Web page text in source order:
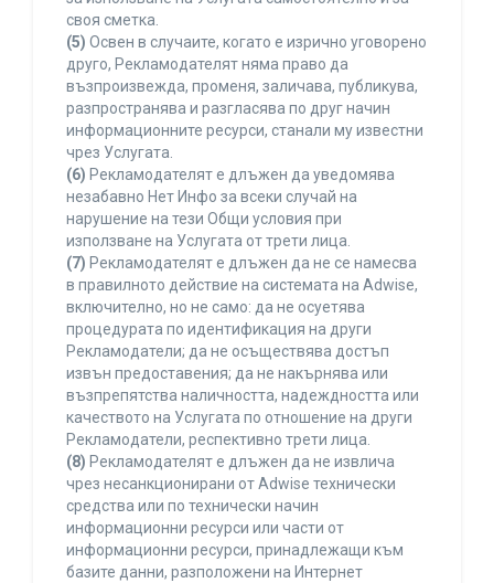
своя сметка.
(5) Освен в случаите, когато е изрично уговорено
друго, Рекламодателят няма право да
възпроизвежда, променя, заличава, публикува,
разпространява и разгласява по друг начин
информационните ресурси, станали му известни
чрез Услугата.
(6) Рекламодателят е длъжен да уведомява
незабавно Нет Инфо за всеки случай на
нарушение на тези Общи условия при
използване на Услугата от трети лица.
(7) Рекламодателят е длъжен да не се намесва
в правилното действие на системата на Adwise,
включително, но не само: да не осуетява
процедурата по идентификация на други
Рекламодатели; да не осъществява достъп
извън предоставения; да не накърнява или
възпрепятства наличността, надеждността или
качеството на Услугата по отношение на други
Рекламодатели, респективно трети лица.
(8) Рекламодателят е длъжен да не извлича
чрез несанкционирани от Adwise технически
средства или по технически начин
информационни ресурси или части от
информационни ресурси, принадлежащи към
базите данни, разположени на Интернет